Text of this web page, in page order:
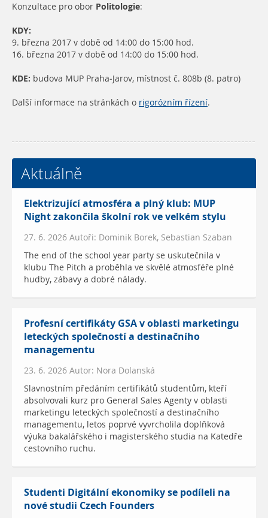
Konzultace pro obor Politologie:
KDY:
9. března 2017 v době od 14:00 do 15:00 hod.
16. března 2017 v době od 14:00 do 15:00 hod.
KDE: budova MUP Praha-Jarov, místnost č. 808b (8. patro)
Další informace na stránkách o rigorózním řízení.
Aktuálně
Elektrizující atmosféra a plný klub: MUP
Night zakončila školní rok ve velkém stylu
27. 6. 2026 Autoři: Dominik Borek, Sebastian Szaban
The end of the school year party se uskutečnila v
klubu The Pitch a proběhla ve skvělé atmosféře plné
hudby, zábavy a dobré nálady.
Profesní certifikáty GSA v oblasti marketingu
leteckých společností a destinačního
managementu
23. 6. 2026 Autor: Nora Dolanská
Slavnostním předáním certifikátů studentům, kteří
absolvovali kurz pro General Sales Agenty v oblasti
marketingu leteckých společností a destinačního
managementu, letos poprvé vyvrcholila doplňková
výuka bakalářského i magisterského studia na Katedře
cestovního ruchu.
Studenti Digitální ekonomiky se podíleli na
nové studii Czech Founders